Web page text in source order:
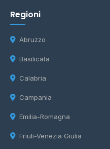
Regioni
Abruzzo
Basilicata
Calabria
Campania
Emilia-Romagna
Friuli-Venezia Giulia